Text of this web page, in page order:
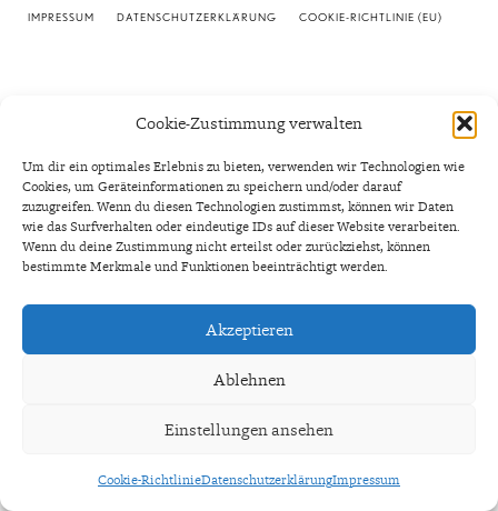
Cookie-Zustimmung verwalten
Um dir ein optimales Erlebnis zu bieten, verwenden wir Technologien wie
Cookies, um Geräteinformationen zu speichern und/oder darauf
zuzugreifen. Wenn du diesen Technologien zustimmst, können wir Daten
wie das Surfverhalten oder eindeutige IDs auf dieser Website verarbeiten.
Wenn du deine Zustimmung nicht erteilst oder zurückziehst, können
bestimmte Merkmale und Funktionen beeinträchtigt werden.
Akzeptieren
Ablehnen
Einstellungen ansehen
Cookie-RichtlinieDatenschutzerklärungImpressum
IMPRESSUM DATENSCHUTZERKLÄRUNG COOKIE-RICHTLINIE (EU)